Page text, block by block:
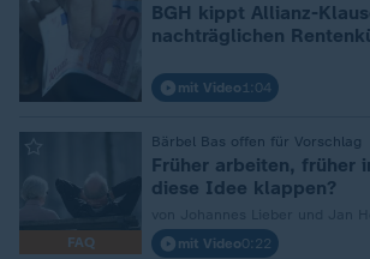
BGH kippt Allianz-
nachträglichen
mit Video 1:04
FAQ
Bärbel Bas offen für Vorschlag
Früher arbeiten, früher
diese Idee klappen?
mit Video0:22